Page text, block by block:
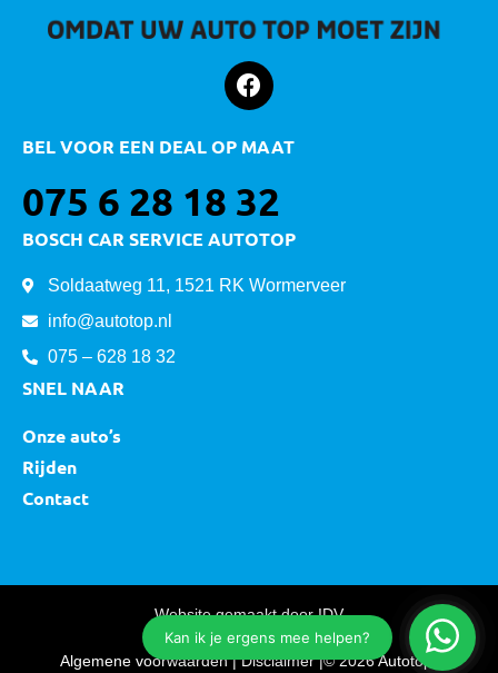
BEL VOOR EEN DEAL OP MAAT
075 6 28 18 32
BOSCH CAR SERVICE AUTOTOP
Soldaatweg 11, 1521 RK Wormerveer
info@autotop.nl
075 – 628 18 32
SNEL NAAR
Onze auto’s
Rijden
Contact
Website gemaakt doorIDV
Algemene voorwaarden|Disclaimer|© 2026 Autotop